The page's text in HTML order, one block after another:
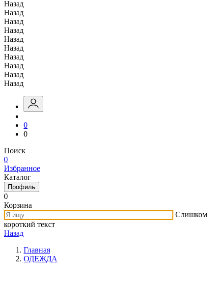
Назад
Назад
Назад
Назад
Назад
Назад
Назад
Назад
Назад
Назад
0
0
Поиск
0
Избранное
Каталог
Профиль
0
Корзина
Слишком
короткий текст
Назад
Главная
ОДЕЖДА